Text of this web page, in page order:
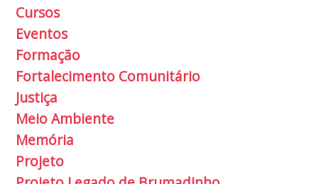
Cursos
Eventos
Formação
Fortalecimento Comunitário
Justiça
Meio Ambiente
Memória
Projeto